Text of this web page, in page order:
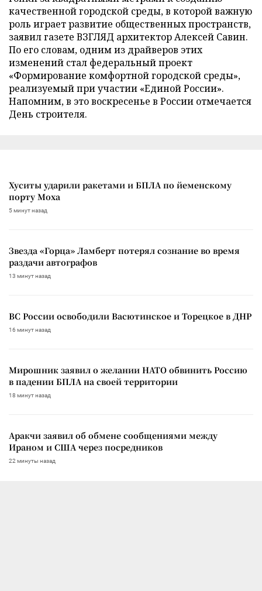
качественной городской среды, в которой важную
роль играет развитие общественных пространств,
заявил газете ВЗГЛЯД архитектор Алексей Савин.
По его словам, одним из драйверов этих
изменений стал федеральный проект
«Формирование комфортной городской среды»,
реализуемый при участии «Единой России».
Напомним, в это воскресенье в России отмечается
День строителя.
Хуситы ударили ракетами и БПЛА по йеменскому
порту Моха
5 минут назад
Звезда «Горца» Ламберт потерял сознание во время
раздачи автографов
13 минут назад
ВС России освободили Васютинское и Торецкое в ДНР
16 минут назад
Мирошник заявил о желании НАТО обвинить Россию
в падении БПЛА на своей территории
18 минут назад
Аракчи заявил об обмене сообщениями между
Ираном и США через посредников
22 минуты назад